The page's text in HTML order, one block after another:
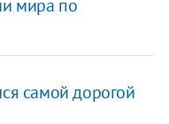
мира по
самой дорогой